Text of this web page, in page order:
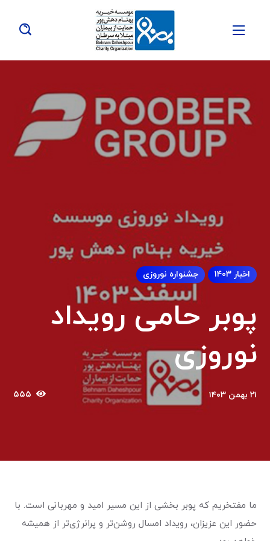
اخبار ۱۴۰۳ جشنواره نوروزی
پوبر حامی رویداد
نوروزی
۲۱ بهمن ۱۴۰۳ ۵۵۵
ما مفتخریم که پوبر بخشی از این مسیر امید و مهربانی است. با
حضور این عزیزان، رویداد امسال روشن‌تر و پرانرژی‌تر از همیشه